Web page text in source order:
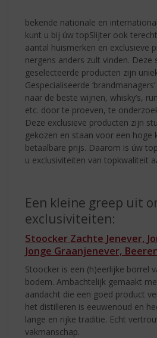
bekende nationale en
kunt u bij úw topSlijter ook
aantal huismerken en exclusieve
nergens anders zult vinden. Deze
geselecteerde producten zijn
Gespecialiseerde
naar de beste wijnen, whisky’s,
etc. door te proeven, te
Deze exclusieve producten zijn
gekozen en staan voor een hoge
betaalbare prijs. Daarom is úw
u exclusiviteiten van topkwaliteit
Een kleine greep uit
exclusiviteiten:
Stoocker Zachte Jenever,
Jonge Graanjenever,
Stoocker is een (h)eerlijke borrel
bodem. Ambachtelijk gemaakt
aandacht die een goed product
het distilleren is eeuwenoud en
lange en rijke traditie. Echt
vakmanschap.